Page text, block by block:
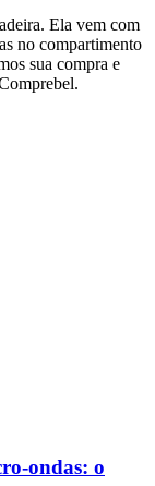
Ela vem com
no compartimento
sua compra e
ondas: o